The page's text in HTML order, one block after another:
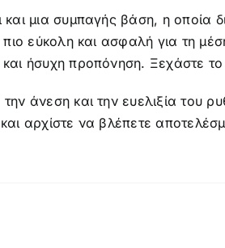
μια συμπαγής βάση, η οποία
εύκολη και ασφαλή για τη
ήσυχη προπόνηση. Ξεχάστε
άνεση και την ευελιξία του
αρχίστε να βλέπετε